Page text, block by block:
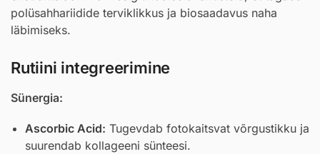
polüsahhariidide terviklikkus ja biosaadavus naha
läbimiseks.
Rutiini integreerimine
Sünergia:
Ascorbic Acid: Tugevdab fotokaitsvat võrgustikku ja
suurendab kollageeni sünteesi.